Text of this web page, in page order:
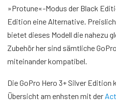
»Protune«-Modus der Black
Edition eine Alternative.
bietet dieses Modell die nahezu
Zubehör her sind sämtliche
miteinander kompatibel.
Die GoPro Hero 3+ Silver
Übersicht am enhsten mit der